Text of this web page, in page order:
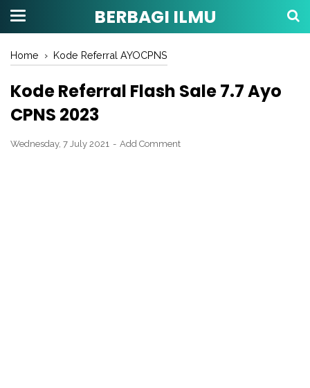
BERBAGI ILMU
Home › Kode Referral AYOCPNS
Kode Referral Flash Sale 7.7 Ayo
CPNS 2023
Wednesday, 7 July 2021 Add Comment